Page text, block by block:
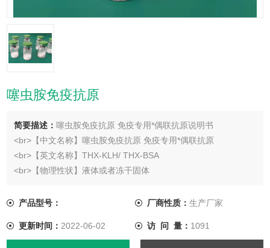
噻虫胺免疫抗原
简要描述：噻虫胺免疫抗原 免疫专用*偶联抗原说明书
<br>【中文名称】噻虫胺免疫抗原 免疫专用*偶联抗原
<br>【英文名称】THX-KLH/ THX-BSA
<br>【物理性状】液体或者冻干固体
产品型号：
厂商性质： 生产厂家
更新时间： 2022-06-02 访 问 量： 1091